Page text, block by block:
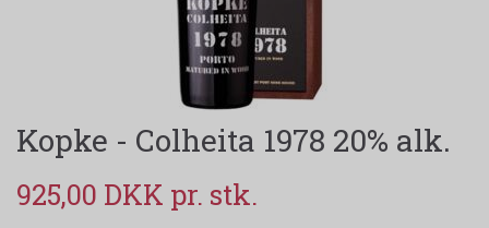
Kopke - Colheita 1978 20% alk.
925,00 DKK